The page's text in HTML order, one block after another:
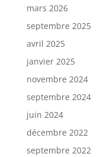
mars 2026
septembre 2025
avril 2025
janvier 2025
novembre 2024
septembre 2024
juin 2024
décembre 2022
septembre 2022